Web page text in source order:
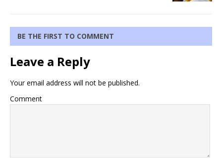
BE THE FIRST TO COMMENT
Leave a Reply
Your email address will not be published.
Comment